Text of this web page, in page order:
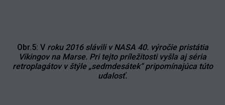
Obr.5: V roku 2016 slávili v NASA 40. výročie pristátia
Vikingov na Marse. Pri tejto príležitosti vyšla aj séria
retroplagátov v štýle „sedmdesátek“ pripomínajúca túto
udalosť.